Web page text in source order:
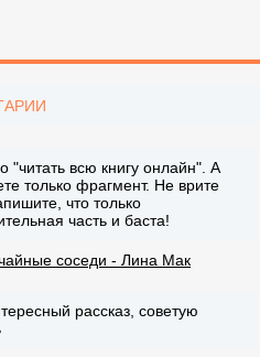
"читать всю книгу онлайн". А
только фрагмент. Не врите
что только
часть и баста!
соседи - Лина Мак
рассказ, советую